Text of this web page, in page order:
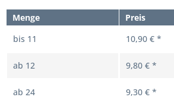
Menge
Preis
bis 11 10,90 € *
ab 12 9,80 € *
ab 24 9,30 € *